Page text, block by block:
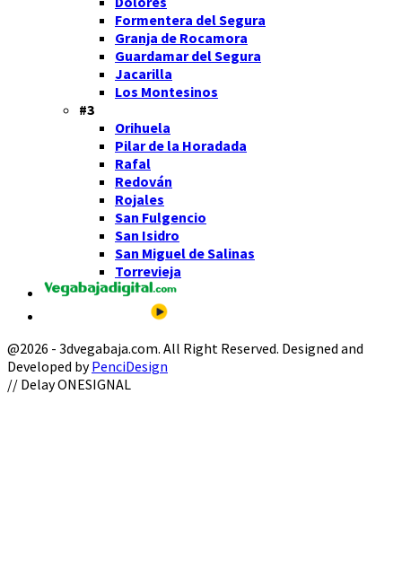
Formentera del Segura
Granja de Rocamora
Guardamar del Segura
Jacarilla
Los Montesinos
#3
Orihuela
Pilar de la Horadada
Rafal
Redován
Rojales
San Fulgencio
San Isidro
San Miguel de Salinas
Torrevieja
@2026 - 3dvegabaja.com. All Right Reserved. Designed and
Developed byPenciDesign
Facebook
Twitter
Instagram
Youtube
Email
// Delay ONESIGNAL